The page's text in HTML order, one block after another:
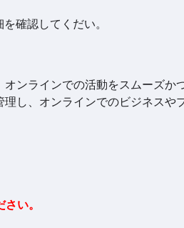
確認してくだい。
ンラインでの活動をスムーズか
し、オンラインでのビジネスや
い。